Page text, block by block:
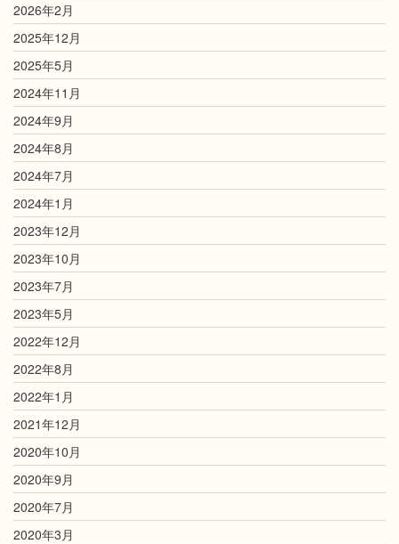
2026年2月
2025年12月
2025年5月
2024年11月
2024年9月
2024年8月
2024年7月
2024年1月
2023年12月
2023年10月
2023年7月
2023年5月
2022年12月
2022年8月
2022年1月
2021年12月
2020年10月
2020年9月
2020年7月
2020年3月